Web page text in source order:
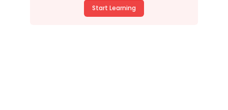
Start Learning